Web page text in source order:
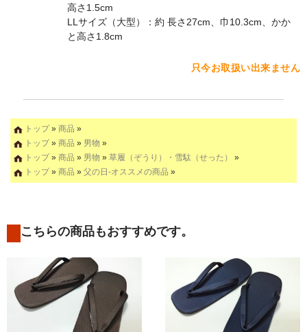
高さ1.5cm
LLサイズ（大型）：約 長さ27cm、巾10.3cm、かか
と高さ1.8cm
只今お取扱い出来ません
トップ» 商品 »
トップ» 商品 » 男物 »
トップ» 商品 » 男物 » 草履（ぞうり）・雪駄（せった）
»
トップ» 商品 » 父の日-オススメの商品 »
こちらの商品もおすすめです。